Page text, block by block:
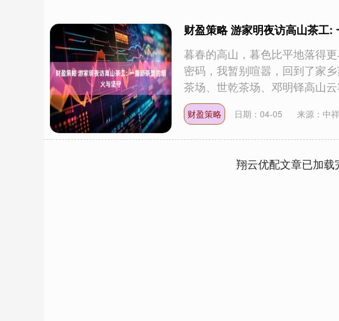
财盈策略 游家明夜访高山茶工:
暮春的高山，暮色比平地落得
密码，我暂别喧嚣，回到了家
茶场、世乾茶场、邓明铎高山
财盈策略 日期：04-05 来源：中
翔云优配文章已加载